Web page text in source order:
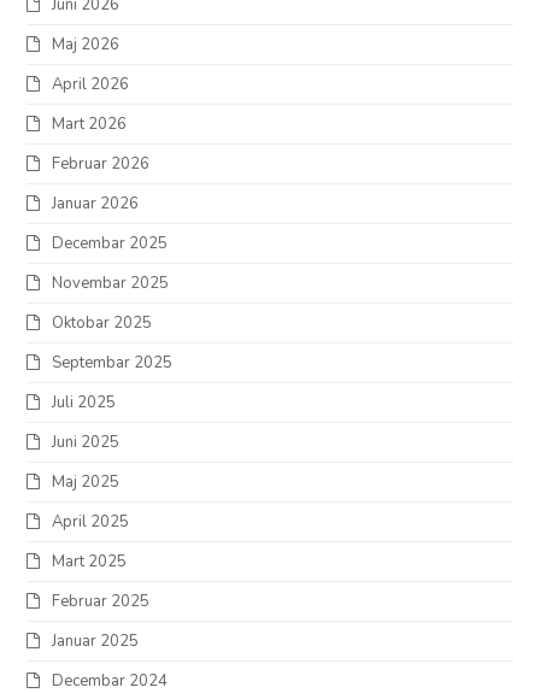
Juni 2026
Maj 2026
April 2026
Mart 2026
Februar 2026
Januar 2026
Decembar 2025
Novembar 2025
Oktobar 2025
Septembar 2025
Juli 2025
Juni 2025
Maj 2025
April 2025
Mart 2025
Februar 2025
Januar 2025
Decembar 2024